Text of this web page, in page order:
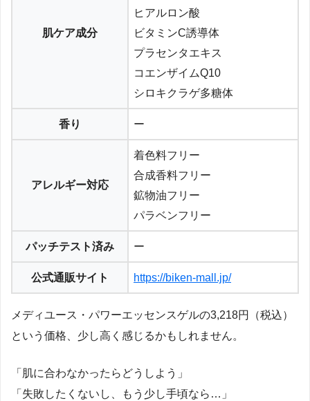
肌ケア成分
ヒアルロン酸
ビタミンC誘導体
プラセンタエキス
コエンザイムQ10
シロキクラゲ多糖体
香り ー
アレルギー対応
着色料フリー
合成香料フリー
鉱物油フリー
パラベンフリー
パッチテスト済み ー
公式通販サイト https://biken-mall.jp/
メディユース・パワーエッセンスゲルの3,218円（税込）
という価格、少し高く感じるかもしれません。
「肌に合わなかったらどうしよう」
「失敗したくないし、もう少し手頃なら…」